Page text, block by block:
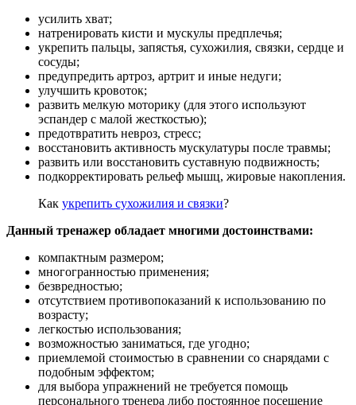
усилить хват;
натренировать кисти и мускулы предплечья;
укрепить пальцы, запястья, сухожилия, связки, сердце и
сосуды;
предупредить артроз, артрит и иные недуги;
улучшить кровоток;
развить мелкую моторику (для этого используют
эспандер с малой жесткостью);
предотвратить невроз, стресс;
восстановить активность мускулатуры после травмы;
развить или восстановить суставную подвижность;
подкорректировать рельеф мышц, жировые накопления.
Как укрепить сухожилия и связки?
Данный тренажер обладает многими достоинствами:
компактным размером;
многогранностью применения;
безвредностью;
отсутствием противопоказаний к использованию по
возрасту;
легкостью использования;
возможностью заниматься, где угодно;
приемлемой стоимостью в сравнении со снарядами с
подобным эффектом;
для выбора упражнений не требуется помощь
персонального тренера либо постоянное посещение